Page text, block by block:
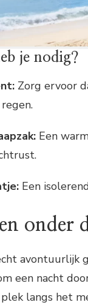
je nodig?
Zorg ervoor
Een
Een
onder
avontuurlijk
een nacht
langs het